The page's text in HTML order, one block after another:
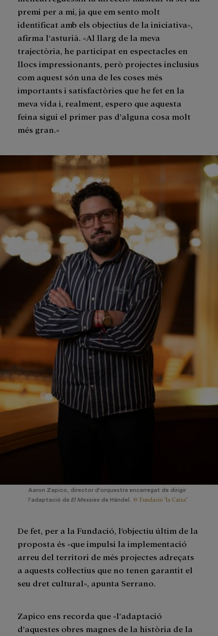
premi per a mi, ja que em sento molt
identificat amb els objectius de la iniciativa»,
afirma l’asturià. «Al llarg de la meva
trajectòria, he participat en espectacles en
llocs impressionants, però projectes inclusius
com aquest són una de les coses més
importants i satisfactòries que he fet en la
meva vida i, realment, espero que aquesta
feina sigui el primer pas d’alguna cosa molt
més gran.»
Aaron Zapico, director d'orquestra encarregat de dirigir
l'adaptació de El Messies de Händel. © Fundació "la Caixa"
De fet, per a la Fundació, l’objectiu últim de la
proposta és «que impulsi la implementació
arreu del territori de més projectes adreçats
a aquests col·lectius que no tenen garantit el
seu dret cultural», apunta Serrano.
Zapico ens recorda que «l’adaptació
d’aquestes obres magnes de la història de la